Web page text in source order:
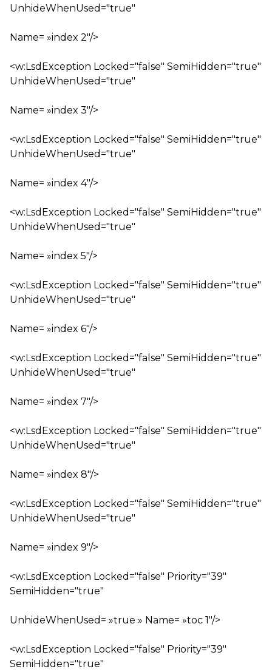
UnhideWhenUsed="true"
Name= »index 2″/>
<w:LsdException Locked="false" SemiHidden="true"
UnhideWhenUsed="true"
Name= »index 3″/>
<w:LsdException Locked="false" SemiHidden="true"
UnhideWhenUsed="true"
Name= »index 4″/>
<w:LsdException Locked="false" SemiHidden="true"
UnhideWhenUsed="true"
Name= »index 5″/>
<w:LsdException Locked="false" SemiHidden="true"
UnhideWhenUsed="true"
Name= »index 6″/>
<w:LsdException Locked="false" SemiHidden="true"
UnhideWhenUsed="true"
Name= »index 7″/>
<w:LsdException Locked="false" SemiHidden="true"
UnhideWhenUsed="true"
Name= »index 8″/>
<w:LsdException Locked="false" SemiHidden="true"
UnhideWhenUsed="true"
Name= »index 9″/>
<w:LsdException Locked="false" Priority="39"
SemiHidden="true"
UnhideWhenUsed= »true » Name= »toc 1″/>
<w:LsdException Locked="false" Priority="39"
SemiHidden="true"